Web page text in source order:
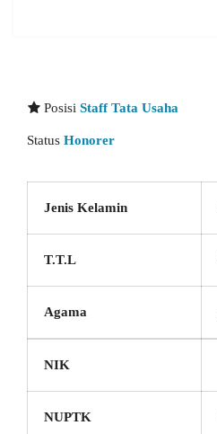
Posisi Staff Tata Usaha
Status Honorer
Jenis Kelamin
T.T.L
Agama
NIK
NUPTK